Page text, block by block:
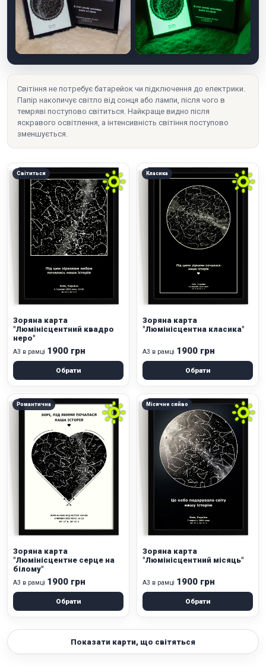
Світіння не потребує батарейок чи підключення до електрики.
Папір накопичує світло від сонця або лампи, після чого в
темряві поступово світиться. Найкраще видно після
яскравого освітлення, а інтенсивність світіння поступово
зменшується.
Світиться
Зоряна карта
"Люмінісцентний квадро
неро"
А3 в рамці 1900 грн
Обрати
Класика
Зоряна карта
"Люмінісцентна класика"
А3 в рамці 1900 грн
Обрати
Романтична
Зоряна карта
"Люмінісцентне серце на
білому"
А3 в рамці 1900 грн
Обрати
Місячне сяйво
Зоряна карта
"Люмінісцентний місяць"
А3 в рамці 1900 грн
Обрати
Показати карти, що світяться